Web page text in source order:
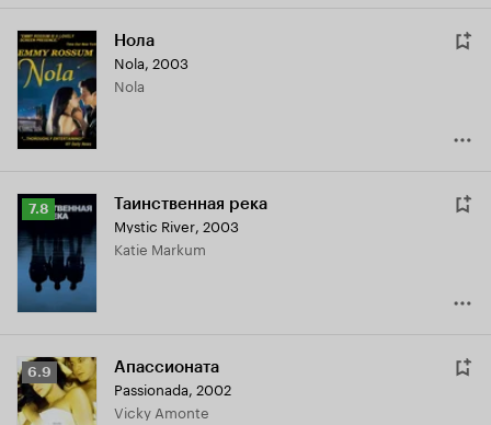
Нола
Nola, 2003
Nola
Рейтинг
Кинопоиска
7.8
7.8 Таинственная река
Mystic River, 2003
Katie Markum
Рейтинг
Кинопоиска
6.9
6.9 Апассионата
Passionada, 2002
Vicky Amonte